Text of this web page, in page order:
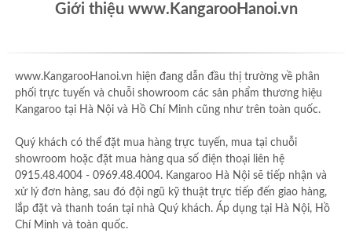
Giới thiệu www.KangarooHanoi.vn
www.KangarooHanoi.vn hiện đang dẫn đầu thị trường về phân
phối trực tuyến và chuỗi showroom các sản phẩm thương hiệu
Kangaroo tại Hà Nội và Hồ Chí Minh cũng như trên toàn quốc.
Quý khách có thể đặt mua hàng trực tuyến, mua tại chuỗi
showroom hoặc đặt mua hàng qua số điện thoại liên hệ
0915.48.4004 - 0969.48.4004. Kangaroo Hà Nội sẽ tiếp nhận và
xử lý đơn hàng, sau đó đội ngũ kỹ thuật trực tiếp đến giao hàng,
lắp đặt và thanh toán tại nhà Quý khách. Áp dụng tại Hà Nội, Hồ
Chí Minh và toàn quốc.